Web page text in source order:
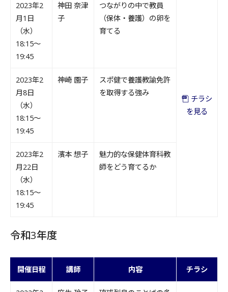
2023年2
月1日
（水）
18:15～
19:45
神田 奈津
子
つながりの中で教員
（保体・養護）の卵を
育てる
チラシ
を見る
2023年2
月8日
（水）
18:15～
19:45
神崎 園子
スポ健で養護教諭免許
を取得する強み
2023年2
月22日
（水）
18:15～
19:45
濱本 想子
魅力的な保健体育科教
師をどう育てるか
令和3年度
開催日程 講師 内容 チラシ